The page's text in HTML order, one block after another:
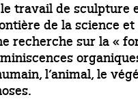
travail de sculpture
de la science
recherche sur la «
l’animal, le